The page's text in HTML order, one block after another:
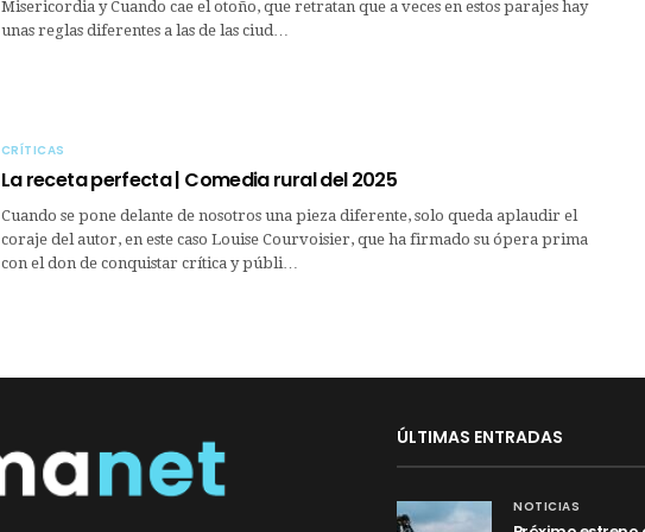
Misericordia y Cuando cae el otoño, que retratan que a veces en estos parajes hay
unas reglas diferentes a las de las ciud…
CRÍTICAS
La receta perfecta | Comedia rural del 2025
Cuando se pone delante de nosotros una pieza diferente, solo queda aplaudir el
coraje del autor, en este caso Louise Courvoisier, que ha firmado su ópera prima
con el don de conquistar crítica y públi…
ÚLTIMAS ENTRADAS
NOTICIAS